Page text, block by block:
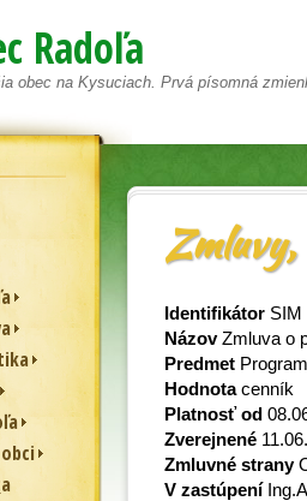
Radoľa
obec na Kysuciach. Prvá písomná
a
Zmluvy,
Identifikátor SIM
NázovZmluva o
Predmet
Hodnotacenník
Platnosť od
Zverejnené
Zmluvné strany
V zastúpení